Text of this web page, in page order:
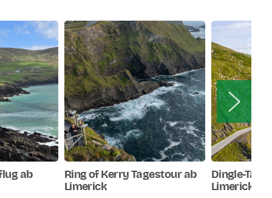
ab
Ring of Kerry Tagestour ab
Limerick
Dingle-
Limerick